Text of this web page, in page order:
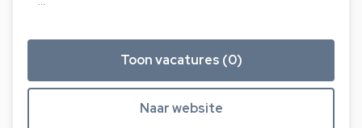
Toon vacatures (0)
Naar website